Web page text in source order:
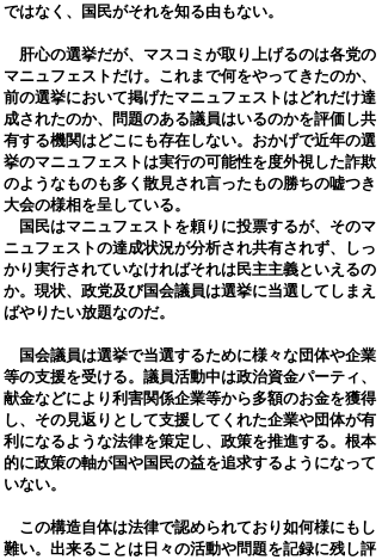
ではなく、国民がそれを知る由もない。
肝心の選挙だが、マスコミが取り上げるのは各党の
マニュフェストだけ。これまで何をやってきたのか、
前の選挙において掲げたマニュフェストはどれだけ達
成されたのか、問題のある議員はいるのかを評価し共
有する機関はどこにも存在しない。おかげで近年の選
挙のマニュフェストは実行の可能性を度外視した詐欺
のようなものも多く散見され言ったもの勝ちの嘘つき
大会の様相を呈している。
国民はマニュフェストを頼りに投票するが、そのマ
ニュフェストの達成状況が分析され共有されず、しっ
かり実行されていなければそれは民主主義といえるの
か。現状、政党及び国会議員は選挙に当選してしまえ
ばやりたい放題なのだ。
国会議員は選挙で当選するために様々な団体や企業
等の支援を受ける。議員活動中は政治資金パーティ、
献金などにより利害関係企業等から多額のお金を獲得
し、その見返りとして支援してくれた企業や団体が有
利になるような法律を策定し、政策を推進する。根本
的に政策の軸が国や国民の益を追求するようになって
いない。
​ この構造自体は法律で認められており如何様にもし
難い。出来ることは日々の活動や問題を記録に残し評